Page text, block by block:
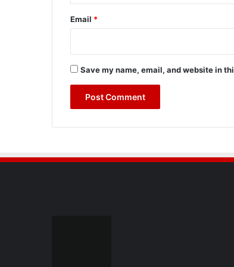
Email *
Save my name, email, and website in